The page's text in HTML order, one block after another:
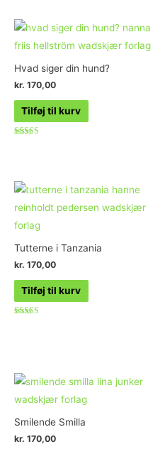
Hvad siger din hund?
kr. 170,00
Tilføj til kurv
Tutterne i Tanzania
kr. 170,00
Tilføj til kurv
Smilende Smilla
kr. 170,00